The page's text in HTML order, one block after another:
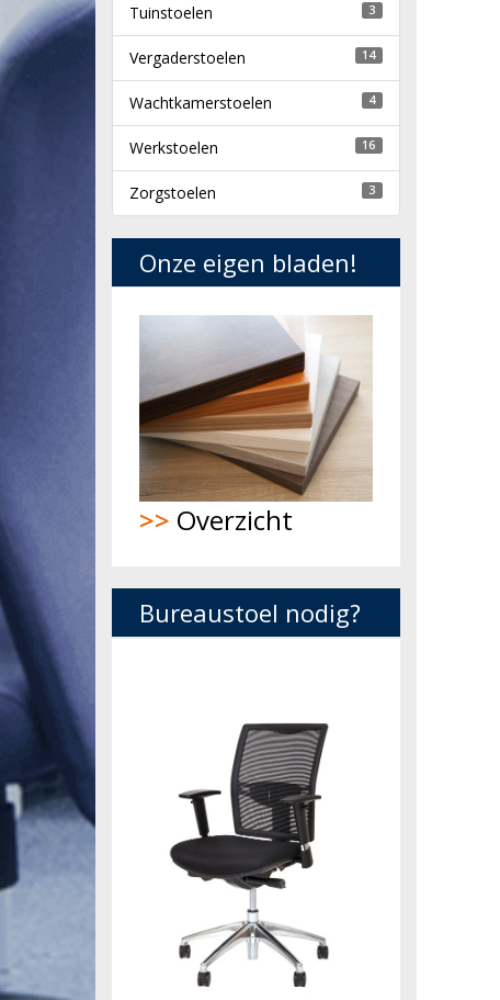
Tuinstoelen 3
Vergaderstoelen 14
Wachtkamerstoelen 4
Werkstoelen 16
Zorgstoelen 3
Onze eigen bladen!
>> Overzicht
Bureaustoel nodig?